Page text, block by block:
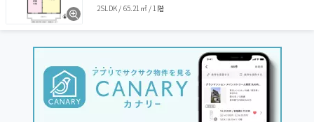
2SLDK / 65.21㎡/ 1階